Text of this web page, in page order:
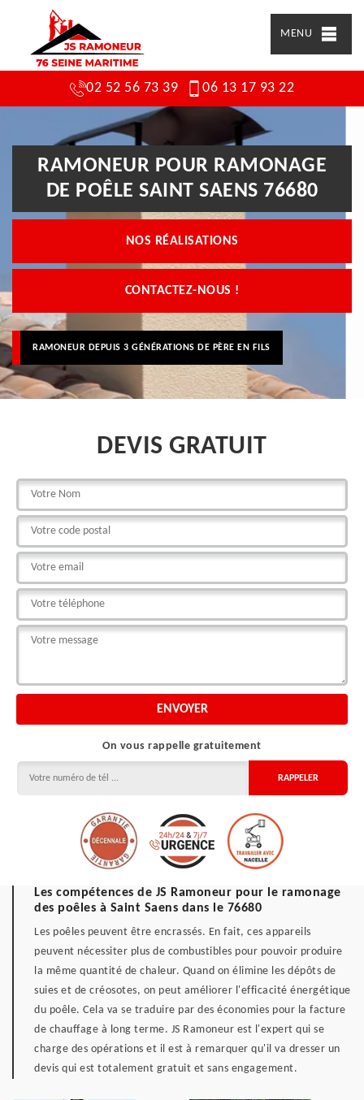
MENU
02 52 56 73 39 06 13 17 93 22
RAMONEUR POUR RAMONAGE
DE POÊLE SAINT SAENS 76680
NOS RÉALISATIONS
CONTACTEZ-NOUS !
RAMONEUR DEPUIS 3 GÉNÉRATIONS DE PÈRE EN FILS
DEVIS GRATUIT
On vous rappelle gratuitement
Les compétences de JS Ramoneur pour le ramonage
des poêles à Saint Saens dans le 76680
Les poêles peuvent être encrassés. En fait, ces appareils
peuvent nécessiter plus de combustibles pour pouvoir produire
la même quantité de chaleur. Quand on élimine les dépôts de
suies et de créosotes, on peut améliorer l'efficacité énergétique
du poêle. Cela va se traduire par des économies pour la facture
de chauffage à long terme. JS Ramoneur est l'expert qui se
charge des opérations et il est à remarquer qu'il va dresser un
devis qui est totalement gratuit et sans engagement.